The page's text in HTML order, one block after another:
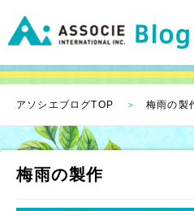
アソシエブログTOP 梅雨の製
梅雨の製作